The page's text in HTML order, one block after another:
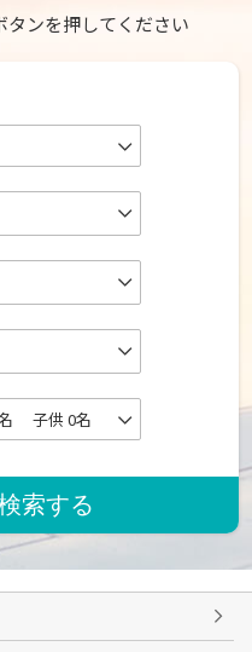
タンを押してください
子供 0名